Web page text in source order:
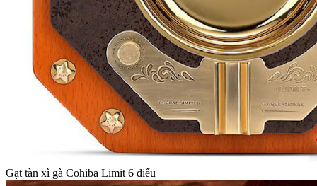
Gạt tàn xì gà Cohiba Limit 6 điếu